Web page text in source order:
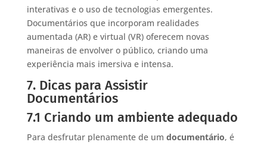
interativas e o uso de tecnologias emergentes.
Documentários que incorporam realidades
aumentada (AR) e virtual (VR) oferecem novas
maneiras de envolver o público, criando uma
experiência mais imersiva e intensa.
7. Dicas para Assistir
Documentários
7.1 Criando um ambiente adequado
Para desfrutar plenamente de um documentário, é